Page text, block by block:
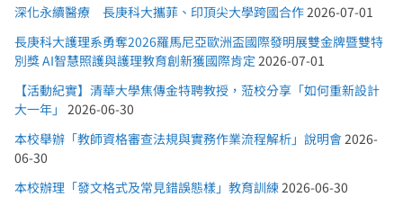
深化永續醫療 長庚科大攜菲、印頂尖大學跨國合作 2026-07-01
長庚科大護理系勇奪2026羅馬尼亞歐洲盃國際發明展雙金牌暨雙特
別獎 AI智慧照護與護理教育創新獲國際肯定 2026-07-01
【活動紀實】清華大學焦傳金特聘教授，蒞校分享「如何重新設計
大一年」
2026-06-30
本校舉辦「教師資格審查法規與實務作業流程解析」說明會 2026-
06-30
本校辦理「發文格式及常見錯誤態樣」教育訓練 2026-06-30